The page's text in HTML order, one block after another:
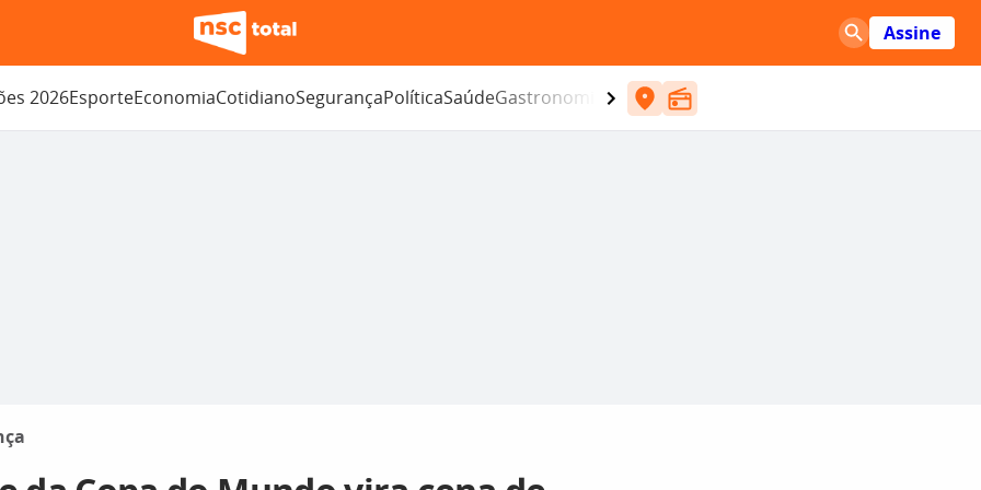
Assine
2026EsporteEconomiaCotidianoSegurançaPolíticaSaúdeGastronomia Entretenimento